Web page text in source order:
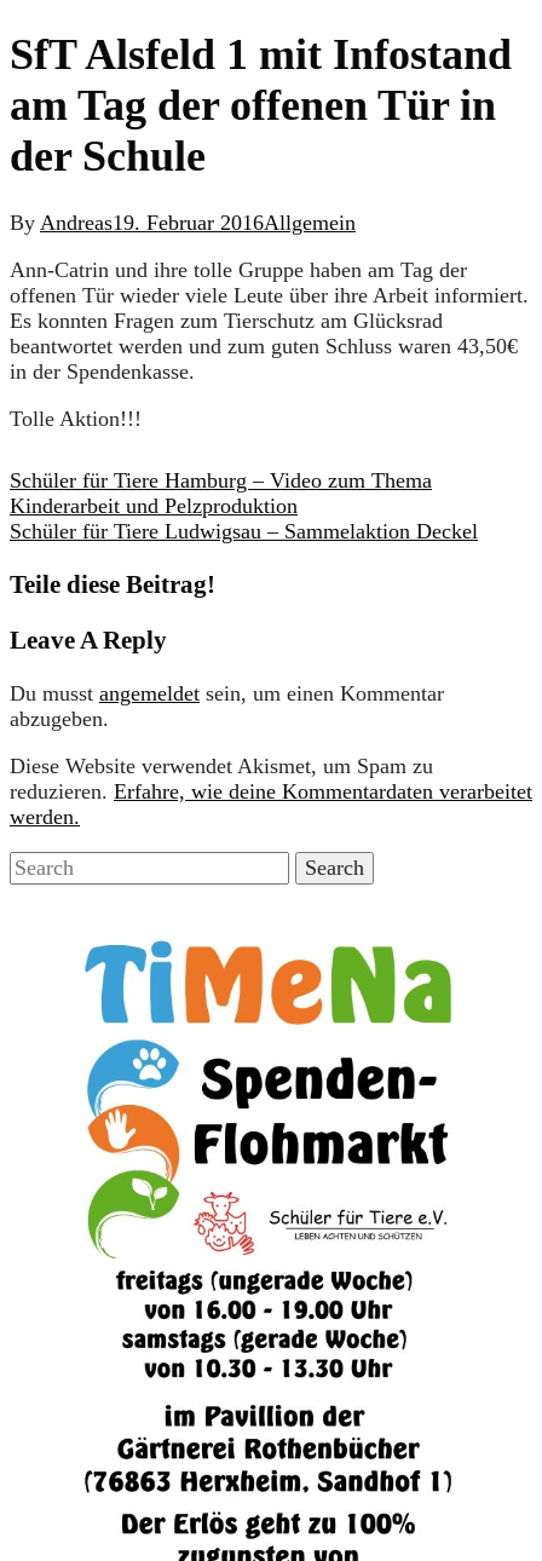
SfT Alsfeld 1 mit Infostand
am Tag der offenen Tür in
der Schule
By Andreas19. Februar 2016Allgemein
Ann-Catrin und ihre tolle Gruppe haben am Tag der
offenen Tür wieder viele Leute über ihre Arbeit informiert.
Es konnten Fragen zum Tierschutz am Glücksrad
beantwortet werden und zum guten Schluss waren 43,50€
in der Spendenkasse.
Tolle Aktion!!!
Schüler für Tiere Hamburg – Video zum Thema
Kinderarbeit und Pelzproduktion
Schüler für Tiere Ludwigsau – Sammelaktion Deckel
Teile diese Beitrag!
Leave A Reply
Du musst angemeldet sein, um einen Kommentar
abzugeben.
Diese Website verwendet Akismet, um Spam zu
reduzieren. Erfahre, wie deine Kommentardaten verarbeitet
werden.